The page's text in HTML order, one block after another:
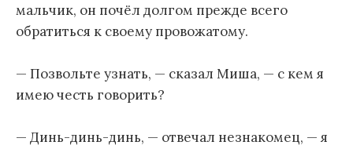
мальчик, он почёл долгом прежде всего
обратиться к своему провожатому.
— Позвольте узнать, — сказал Миша, — с кем я
имею честь говорить?
— Динь-динь-динь, — отвечал незнакомец, — я